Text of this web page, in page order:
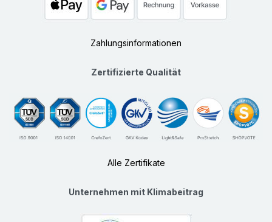
Zahlungsinformationen
Zertifizierte Qualität
Alle Zertifikate
Unternehmen mit Klimabeitrag